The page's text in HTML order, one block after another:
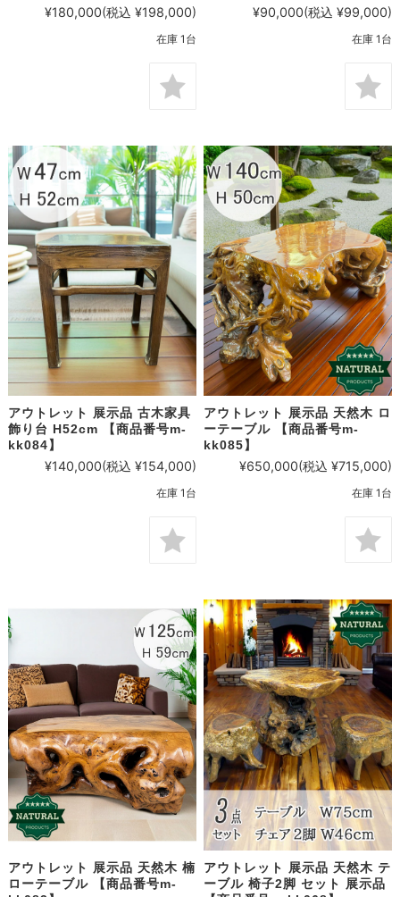
¥180,000(税込 ¥198,000)
在庫 1台
¥90,000(税込 ¥99,000)
在庫 1台
アウトレット 展示品 古木家具
飾り台 H52cm 【商品番号m-
kk084】
¥140,000(税込 ¥154,000)
在庫 1台
アウトレット 展示品 天然木 ロ
ーテーブル 【商品番号m-
kk085】
¥650,000(税込 ¥715,000)
在庫 1台
アウトレット 展示品 天然木 楠
ローテーブル 【商品番号m-
アウトレット 展示品 天然木 テ
ーブル 椅子2脚 セット 展示品